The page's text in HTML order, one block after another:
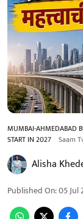
MUMBAI-AHMEDABAD
START IN 2027 Saam
Alisha
Published On:05 Jul